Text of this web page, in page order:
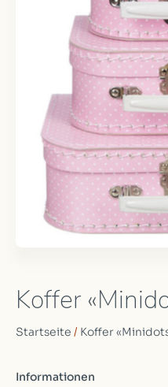
Koffer
Startseite / Koffer
Informationen